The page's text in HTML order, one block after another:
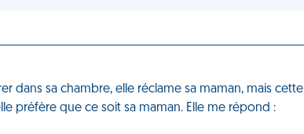
dans sa chambre, elle réclame sa maman, mais cette
préfère que ce soit sa maman. Elle me répond :